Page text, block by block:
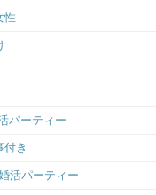
性
パーティー
き
活パーティー